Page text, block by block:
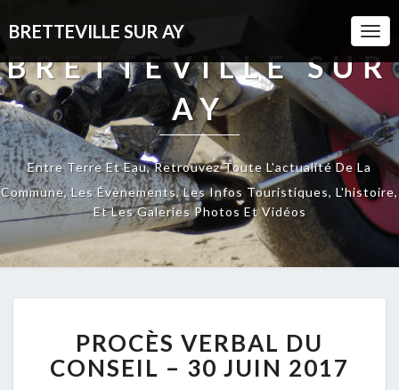
BRETTEVILLE SUR AY
BRETTEVILLE SUR
AY
Entre Terre Et Eau, Retrouvez Toute L'actualité De La
Commune, Les Évènements, Les Infos Touristiques, L'histoire,
Et Les Galeries Photos Et Vidéos
VERBAL
DU
CONSEIL
PROCÈS VERBAL DU
CONSEIL – 30 JUIN 2017